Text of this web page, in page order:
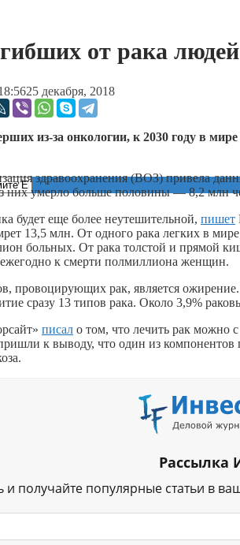
от рака людей
25 декабря, 2018
из-за онкологии, к 2030 году в
здравоохранения (ВОЗ) привела
них умерло больше половины — 8,2 млн
будет еще более неутешительной, пишет
13,5 млн. От одного рака легких в
больных. От рака толстой и прямой
к смерти полмиллиона женщин.
провоцирующих рак, является
сразу 13 типов рака. Около 3,9%
писал о том, что лечить рак можно
к выводу, что один из
Рассылка
и получайте популярные статьи в